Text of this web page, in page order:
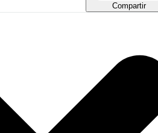
Compartir